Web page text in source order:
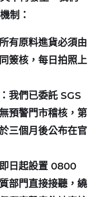
制：
有原料進貨必須由
簽核，每日拍照上
：我們已委託 SGS
預警門市稽核，第
三個月後公布在官
日起設置 0800
部門直接接聽，繞